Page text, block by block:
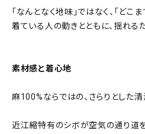
「なんとなく地味」ではなく、「どこ
着ている人の動きとともに、揺れる
素材感と着心地
麻100%ならではの、さらりとした清
近江縮特有のシボが空気の通り道